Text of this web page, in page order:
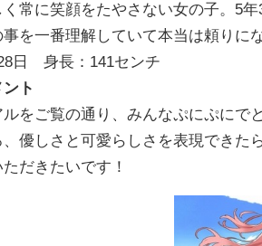
常に笑顔をたやさない女の子。5
を一番理解していて本当は頼りに
日 身長：141センチ
ト
ルをご覧の通り、みんなぷにぷに
優しさと可愛らしさを表現できた
だきたいです！